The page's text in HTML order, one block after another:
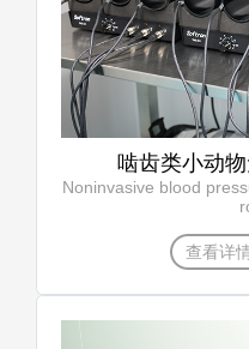
啮齿类小动
Noninvasive blood
查看详